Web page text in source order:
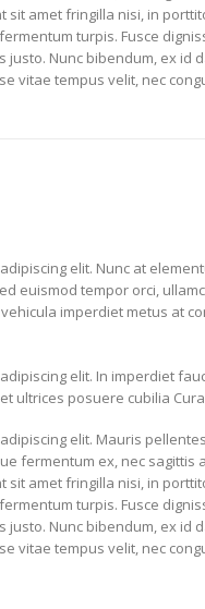
amet fringilla nisi, in
turpis. Fusce
Nunc bibendum, ex id
vitae tempus velit, nec
elit. Nunc at
euismod tempor orci,
imperdiet metus at
elit. In imperdiet
ultrices posuere cubilia
elit. Mauris
fermentum ex, nec sagittis
amet fringilla nisi, in
turpis. Fusce
Nunc bibendum, ex id
vitae tempus velit, nec